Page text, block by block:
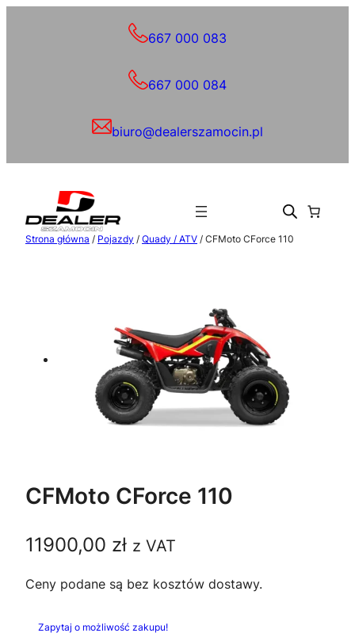
667 000 083
667 000 084
biuro@dealerszamocin.pl
Strona główna / Pojazdy / Quady / ATV / CFMoto CForce 110
CFMoto CForce 110
11900,00 zł z VAT
Ceny podane są bez kosztów dostawy.
Zapytaj o możliwość zakupu!